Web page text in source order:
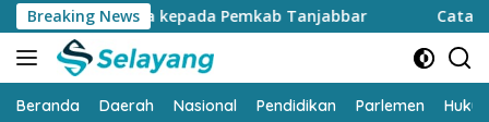
Langsung
ke
konten
Breaking News
Juta kepada Pemkab Tanjabbar Catat…. CFD di
Beranda Daerah Nasional Pendidikan Parlemen